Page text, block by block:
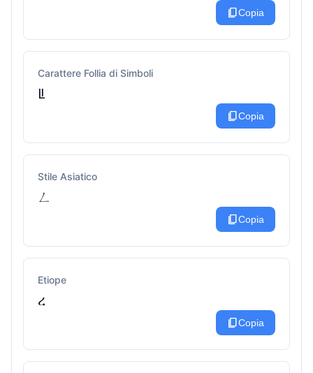
content_copyCopia
Carattere Follia di Simboli
ꚳ
content_copyCopia
Stile Asiatico
ㄥ
content_copyCopia
Etiope
ረ
content_copyCopia